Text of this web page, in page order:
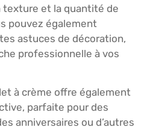
et la quantité de
pouvez également
astuces de décoration,
professionnelle à vos
à crème offre également
parfaite pour des
anniversaires ou d’autres